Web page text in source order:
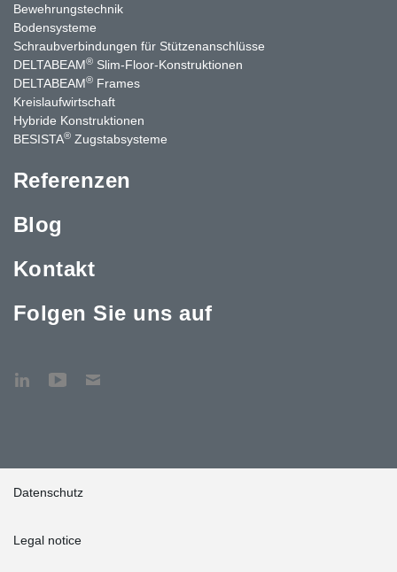
Bewehrungstechnik
Bodensysteme
Schraubverbindungen für Stützenanschlüsse
DELTABEAM® Slim-Floor-Konstruktionen
DELTABEAM® Frames
Kreislaufwirtschaft
Hybride Konstruktionen
BESISTA® Zugstabsysteme
Referenzen
Blog
Kontakt
Folgen Sie uns auf
Datenschutz
Legal notice